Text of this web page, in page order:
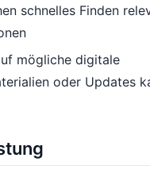
schnelles Finden
mögliche digitale
oder Updates